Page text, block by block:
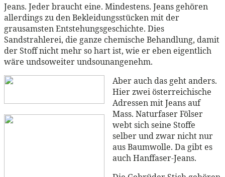
Jeans. Jeder braucht eine. Mindestens. Jeans gehören
allerdings zu den Bekleidungsstücken mit der
grausamsten Entstehungsgeschichte. Dies
Sandstrahlerei, die ganze chemische Behandlung, damit
der Stoff nicht mehr so hart ist, wie er eben eigentlich
wäre undsoweiter undsounangenehm.
Aber auch das geht anders.
Hier zwei österreichische
Adressen mit Jeans auf
Mass. Naturfaser Fölser
webt sich seine Stoffe
selber und zwar nicht nur
aus Baumwolle. Da gibt es
auch Hanffaser-Jeans.